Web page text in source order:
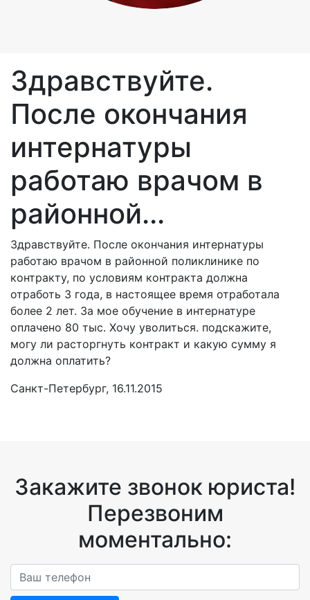
Здравствуйте.
После окончания
интернатуры
работаю врачом в
районной...
Здравствуйте. После окончания интернатуры
работаю врачом в районной поликлинике по
контракту, по условиям контракта должна
отработь 3 года, в настоящее время отработала
более 2 лет. За мое обучение в интернатуре
оплачено 80 тыс. Хочу уволиться. подскажите,
могу ли расторгнуть контракт и какую сумму я
должна оплатить?
Санкт-Петербург, 16.11.2015
Закажите звонок юриста!
Перезвоним
моментально: